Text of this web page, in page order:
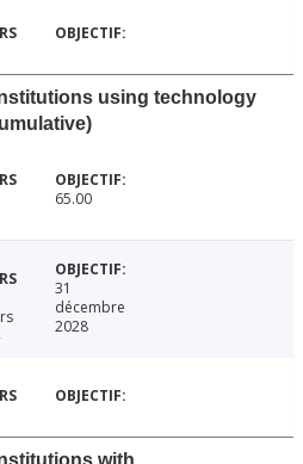
using technology
65.00
31
décembre
2028